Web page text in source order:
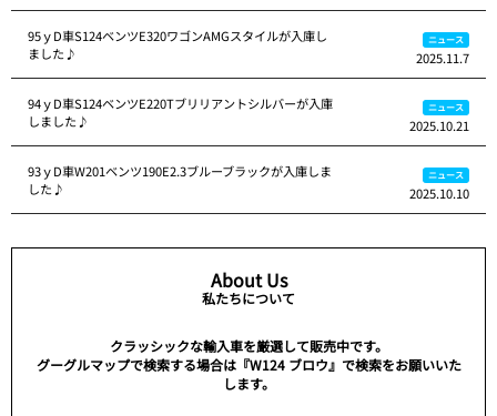
95ｙD車S124ベンツE320ワゴンAMGスタイルが入庫し
ました♪
ニュース
2025.11.7
94ｙD車S124ベンツE220Tブリリアントシルバーが入庫
しました♪
ニュース
2025.10.21
93ｙD車W201ベンツ190E2.3ブルーブラックが入庫しま
した♪
ニュース
2025.10.10
About Us
私たちについて
クラッシックな輸入車を厳選して販売中です。
グーグルマップで検索する場合は『W124 ブロウ』で検索をお願いいた
します。